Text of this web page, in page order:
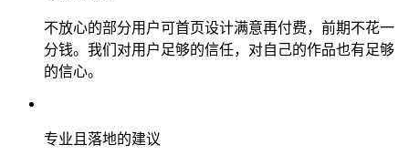
不放心的部分用户可首页设计满意再付费，前期不花一
分钱。我们对用户足够的信任，对自己的作品也有足够
的信心。
专业且落地的建议